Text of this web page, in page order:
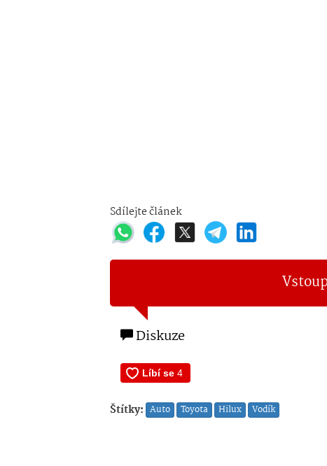
Sdílejte článek
Diskuze
Štítky: Auto Toyota Hilux Vodík